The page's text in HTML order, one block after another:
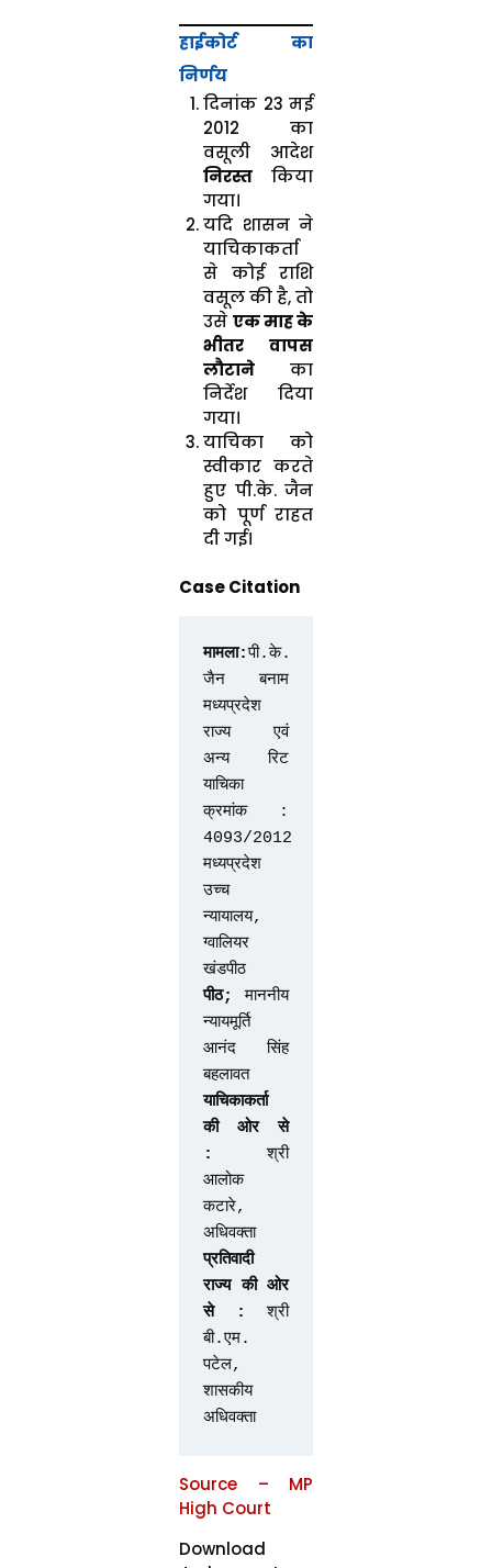
हाईकोर्ट का
निर्णय
दिनांक 23 मई
2012 का
वसूली आदेश
निरस्त किया
गया।
यदि शासन ने
याचिकाकर्ता
से कोई राशि
वसूल की है, तो
उसे एक माह के
भीतर वापस
लौटाने का
निर्देश दिया
गया।
याचिका को
स्वीकार करते
हुए पी.के. जैन
को पूर्ण राहत
दी गई।
Case Citation
मामला:पी.के.
जैन बनाम
मध्यप्रदेश
राज्य एवं
अन्य रिट
याचिका
क्रमांक :
4093/2012
मध्यप्रदेश
उच्च
न्यायालय,
ग्वालियर
खंडपीठ
पीठ; माननीय
न्यायमूर्ति
आनंद सिंह
बहलावत
याचिकाकर्ता
की ओर से
:
श्री
आलोक
कटारे,
अधिवक्ता
प्रतिवादी
राज्य की ओर
से :
श्री
बी.एम.
पटेल,
शासकीय
अधिवक्ता
Source – MP
High Court
Download